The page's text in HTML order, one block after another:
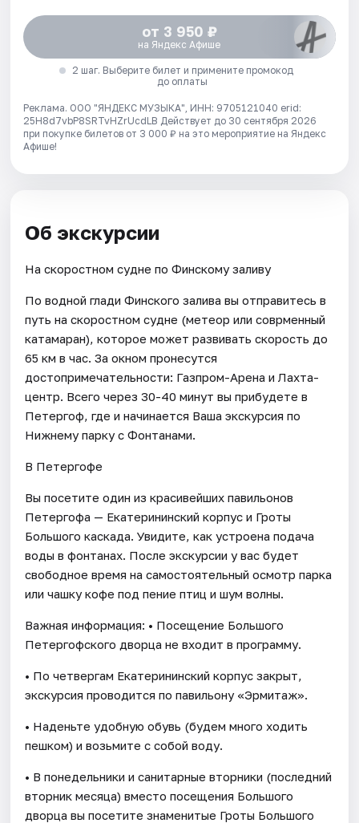
от 3 950 ₽
на Яндекс Афише
2 шаг. Выберите билет и примените промокод
до оплаты
Реклама. ООО "ЯНДЕКС МУЗЫКА", ИНН: 9705121040 erid:
25H8d7vbP8SRTvHZrUcdLB Действует до 30 сентября 2026
при покупке билетов от 3 000 ₽ на это мероприятие на Яндекс
Афише!
Об экскурсии
На скоростном судне по Финскому заливу
По водной глади Финского залива вы отправитесь в
путь на скоростном судне (метеор или соврменный
катамаран), которое может развивать скорость до
65 км в час. За окном пронесутся
достопримечательности: Газпром-Арена и Лахта-
центр. Всего через 30-40 минут вы прибудете в
Петергоф, где и начинается Ваша экскурсия по
Нижнему парку с Фонтанами.
В Петергофе
Вы посетите один из красивейших павильонов
Петергофа — Екатерининский корпус и Гроты
Большого каскада. Увидите, как устроена подача
воды в фонтанах. После экскурсии у вас будет
свободное время на самостоятельный осмотр парка
или чашку кофе под пение птиц и шум волны.
Важная информация: • Посещение Большого
Петергофского дворца не входит в программу.
• По четвергам Екатерининский корпус закрыт,
экскурсия проводится по павильону «Эрмитаж».
• Наденьте удобную обувь (будем много ходить
пешком) и возьмите с собой воду.
• В понедельники и санитарные вторники (последний
вторник месяца) вместо посещения Большого
дворца вы посетите знаменитые Гроты Большого